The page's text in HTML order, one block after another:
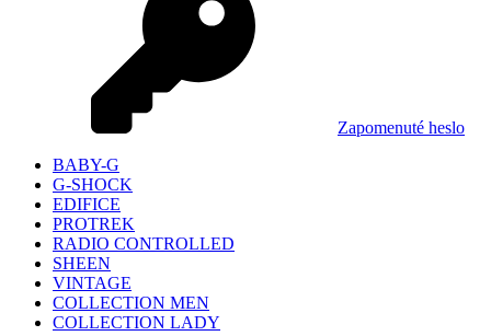
Zapomenuté heslo
BABY-G
G-SHOCK
EDIFICE
PROTREK
RADIO CONTROLLED
SHEEN
VINTAGE
COLLECTION MEN
COLLECTION LADY